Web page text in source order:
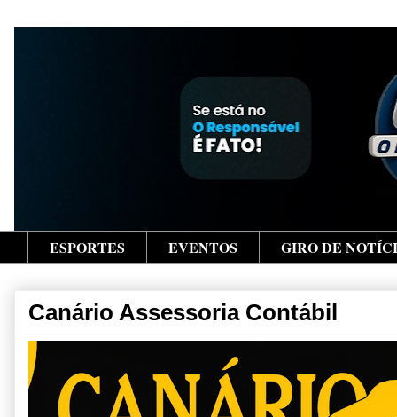
ESPORTES EVENTOS GIRO DE
Canário Assessoria Contábil